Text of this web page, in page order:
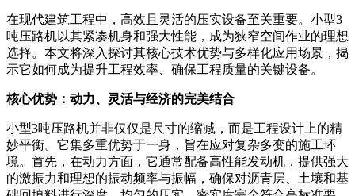
在现代建筑工程中，高效且灵活的压实设备至关重要。小型3
吨压路机以其紧凑机身和强大性能，成为狭窄空间作业的理想
选择。本文将深入探讨其核心技术优势与多样化应用场景，揭
示它如何成为提升工程效率、确保工程质量的关键设备。
核心优势：动力、灵活与经济的完美结合
小型3吨压路机并非仅仅是尺寸的缩减，而是工程设计上的精
妙平衡。它集多重优势于一身，旨在应对复杂多变的施工环
境。首先，在动力方面，它通常配备高性能发动机，提供强大
的激振力和理想的振动频率与振幅，确保对沥青层、土壤和基